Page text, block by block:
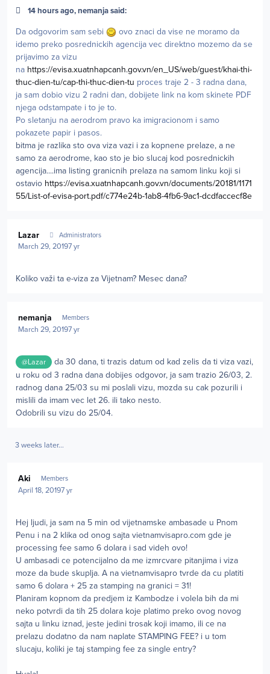
14 hours ago, nemanja said:
Da odgovorim sam sebi
ovo znaci da vise ne moramo da
idemo preko posrednickih agencija vec direktno mozemo da se
prijavimo za vizu
na https://evisa.xuatnhapcanh.gov.vn/en_US/web/guest/khai-thi-
thuc-dien-tu/cap-thi-thuc-dien-tu proces traje 2 - 3 radna dana,
ja sam dobio vizu 2 radni dan, dobijete link na kom skinete PDF
njega odstampate i to je to.
Po sletanju na aerodrom pravo ka imigracionom i samo
pokazete papir i pasos.
bitma je razlika sto ova viza vazi i za kopnene prelaze, a ne
samo za aerodrome, kao sto je bio slucaj kod posrednickih
agencija....ima listing granicnih prelaza na samom linku koji si
ostavio https://evisa.xuatnhapcanh.gov.vn/documents/20181/1171
55/List-of-evisa-port.pdf/c774e24b-1ab8-4fb6-9ac1-dcdfaccecf8e
Lazar Administrators
March 29, 20197 yr
Koliko važi ta e-viza za Vijetnam? Mesec dana?
nemanja Members
March 29, 20197 yr
@Lazar
da 30 dana, ti trazis datum od kad zelis da ti viza vazi,
u roku od 3 radna dana dobijes odgovor, ja sam trazio 26/03, 2.
radnog dana 25/03 su mi poslali vizu, mozda su cak pozurili i
mislili da imam vec let 26. ili tako nesto.
Odobrili su vizu do 25/04.
3 weeks later...
Aki Members
April 18, 20197 yr
Hej ljudi, ja sam na 5 min od vijetnamske ambasade u Pnom
Penu i na 2 klika od onog sajta vietnamvisapro.com gde je
processing fee samo 6 dolara i sad videh ovo!
U ambasadi ce potencijalno da me izmrcvare pitanjima i viza
moze da bude skuplja. A na vietnamvisapro tvrde da cu platiti
samo 6 dolara + 25 za stamping na granici = 31!
Planiram kopnom da predjem iz Kambodze i volela bih da mi
neko potvrdi da tih 25 dolara koje platimo preko ovog novog
sajta u linku iznad, jeste jedini trosak koji imamo, ili ce na
prelazu dodatno da nam naplate STAMPING FEE? i u tom
slucaju, koliki je taj stamping fee za single entry?